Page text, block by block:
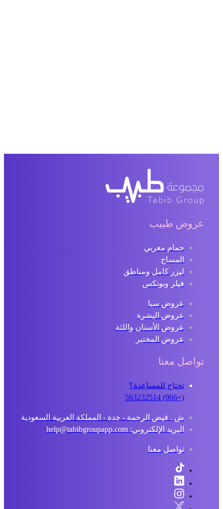
عروض طبيب
حمام مغربي
المساج
ليزر كامل ومناطق
فيلر وبوتكس
عروض سبا
عروض البشرة
عروض الأسنان واللثة
عروض المختبر
تواصل معنا
تحتاج للمساعدة؟
ش . فيض الرحمة - جدة - المملكة العربية السعودية
البريد الإلكتروني: help@tabibgroupapp.com
تواصل معنا